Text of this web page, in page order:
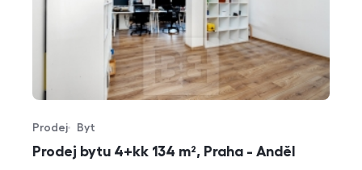
Prodej bytu 4+kk 134 m², Praha - Anděl
Typ nabídky
Prodej
Typ nemovitosti
Byt